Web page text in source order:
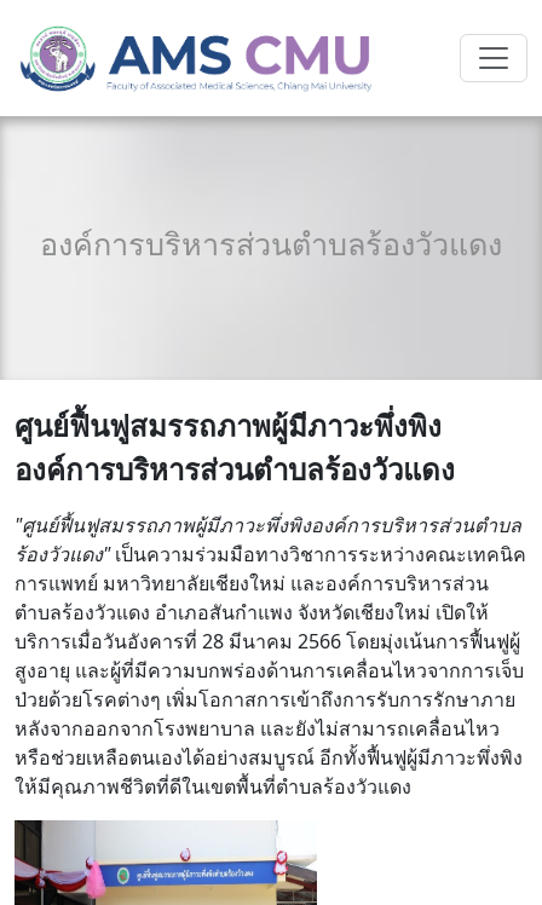
องค์การบริหารส่วนตำบลร้องวัวแดง
ศูนย์ฟื้นฟูสมรรถภาพผู้มีภาวะพึ่งพิง
องค์การบริหารส่วนตำบลร้องวัวแดง
"ศูนย์ฟื้นฟูสมรรถภาพผู้มีภาวะพึ่งพิงองค์การบริหารส่วนตำบล
ร้องวัวแดง"เป็นความร่วมมือทางวิชาการระหว่างคณะเทคนิค
การแพทย์ มหาวิทยาลัยเชียงใหม่ และองค์การบริหารส่วน
ตำบลร้องวัวแดง อำเภอสันกำแพง จังหวัดเชียงใหม่ เปิดให้
บริการเมื่อวันอังคารที่ 28 มีนาคม 2566 โดยมุ่งเน้นการฟื้นฟูผู้
สูงอายุ และผู้ที่มีความบกพร่องด้านการเคลื่อนไหวจากการเจ็บ
ป่วยด้วยโรคต่างๆ เพิ่มโอกาสการเข้าถึงการรับการรักษาภาย
หลังจากออกจากโรงพยาบาล และยังไม่สามารถเคลื่อนไหว
หรือช่วยเหลือตนเองได้อย่างสมบูรณ์ อีกทั้งฟื้นฟูผู้มีภาวะพึ่งพิง
ให้มีคุณภาพชีวิตที่ดีในเขตพื้นที่ตำบลร้องวัวแดง